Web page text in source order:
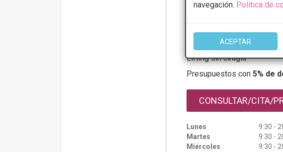
navegación. Política de
ACEPTAR
PRIMERA CONSULTA
Lifting sin cirugía
Presupuestos con 5% de
CONSULTAR/CITA/
Lunes
9:30 -
Martes
9:30 -
Miércoles
9:30 -